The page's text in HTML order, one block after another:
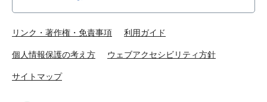
リンク・著作権・免責事項 利用ガイド
個人情報保護の考え方 ウェブアクセシビリティ方針
サイトマップ